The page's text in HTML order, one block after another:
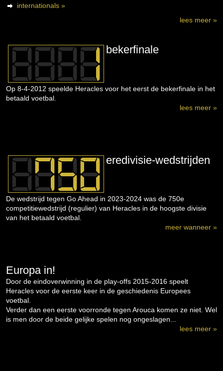
internationals »
lees meer »
bekerfinale
Op 8-4-2012 speelde Heracles voor het eerst de bekerfinale in het
betaald voetbal.
lees meer »
eredivisie-wedstrijden
De wedstrijd tegen Go Ahead in 2023-2024 was de 750e
competitiewedstrijd (regulier) van Heracles in de hoogste divisie
van het betaald voetbal.
meer wanneer »
Europa in!
Door de eindoverwinning in de play-offs 2015-2016 speelt
Heracles voor de eerste keer in de geschiedenis Europees
voetbal.
Verder dan een eerste voorronde tegen Arouca komen ze niet. Wel
is men door de beide gelijke spelen nog ongeslagen...
lees meer »